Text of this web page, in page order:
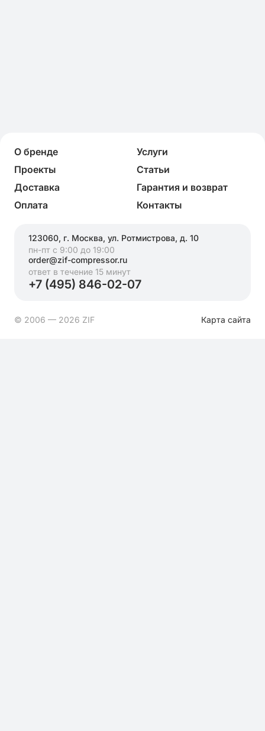
О бренде
Услуги
Проекты
Статьи
Доставка
Гарантия и возврат
Оплата
Контакты
123060, г. Москва, ул. Ротмистрова, д. 10
пн-пт с 9:00 до 19:00
order@zif-compressor.ru
ответ в течение 15 минут
+7 (495) 846-02-07
© 2006 — 2026 ZIF Карта сайта